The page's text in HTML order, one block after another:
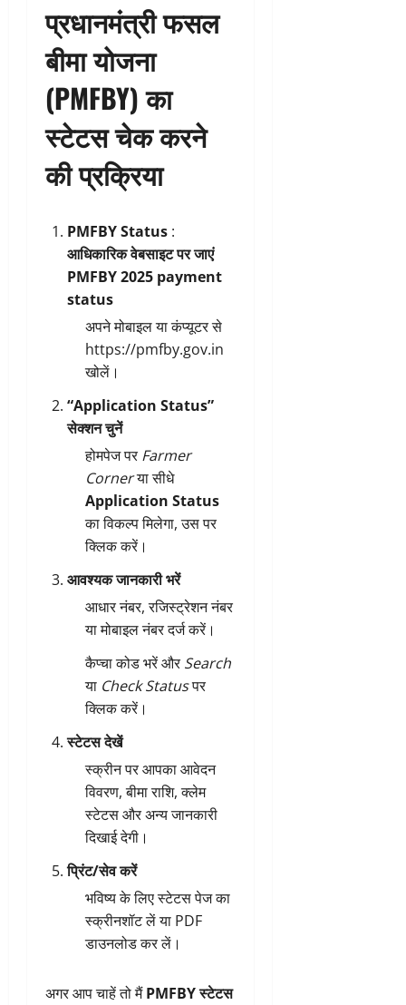
प्रधानमंत्री फसल
बीमा योजना
(PMFBY) का
स्टेटस चेक करने
की प्रक्रिया
PMFBY Status :
आधिकारिक वेबसाइट पर जाएं
PMFBY 2025 payment
status
अपने मोबाइल या कंप्यूटर से
https://pmfby.gov.in
खोलें।
“Application Status”
सेक्शन चुनें
होमपेज पर Farmer
Cornerया सीधे
Application Status
का विकल्प मिलेगा, उस पर
क्लिक करें।
आवश्यक जानकारी भरें
आधार नंबर, रजिस्ट्रेशन नंबर
या मोबाइल नंबर दर्ज करें।
कैप्चा कोड भरें और Search
या Check Statusपर
क्लिक करें।
स्टेटस देखें
स्क्रीन पर आपका आवेदन
विवरण, बीमा राशि, क्लेम
स्टेटस और अन्य जानकारी
दिखाई देगी।
प्रिंट/सेव करें
भविष्य के लिए स्टेटस पेज का
स्क्रीनशॉट लें या PDF
डाउनलोड कर लें।
अगर आप चाहें तो मैंPMFBY स्टेटस